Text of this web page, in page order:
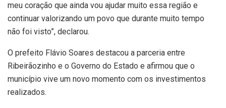
meu coração que ainda vou ajudar muito essa região e
continuar valorizando um povo que durante muito tempo
não foi visto”, declarou.
O prefeito Flávio Soares destacou a parceria entre
Ribeirãozinho e o Governo do Estado e afirmou que o
município vive um novo momento com os investimentos
realizados.